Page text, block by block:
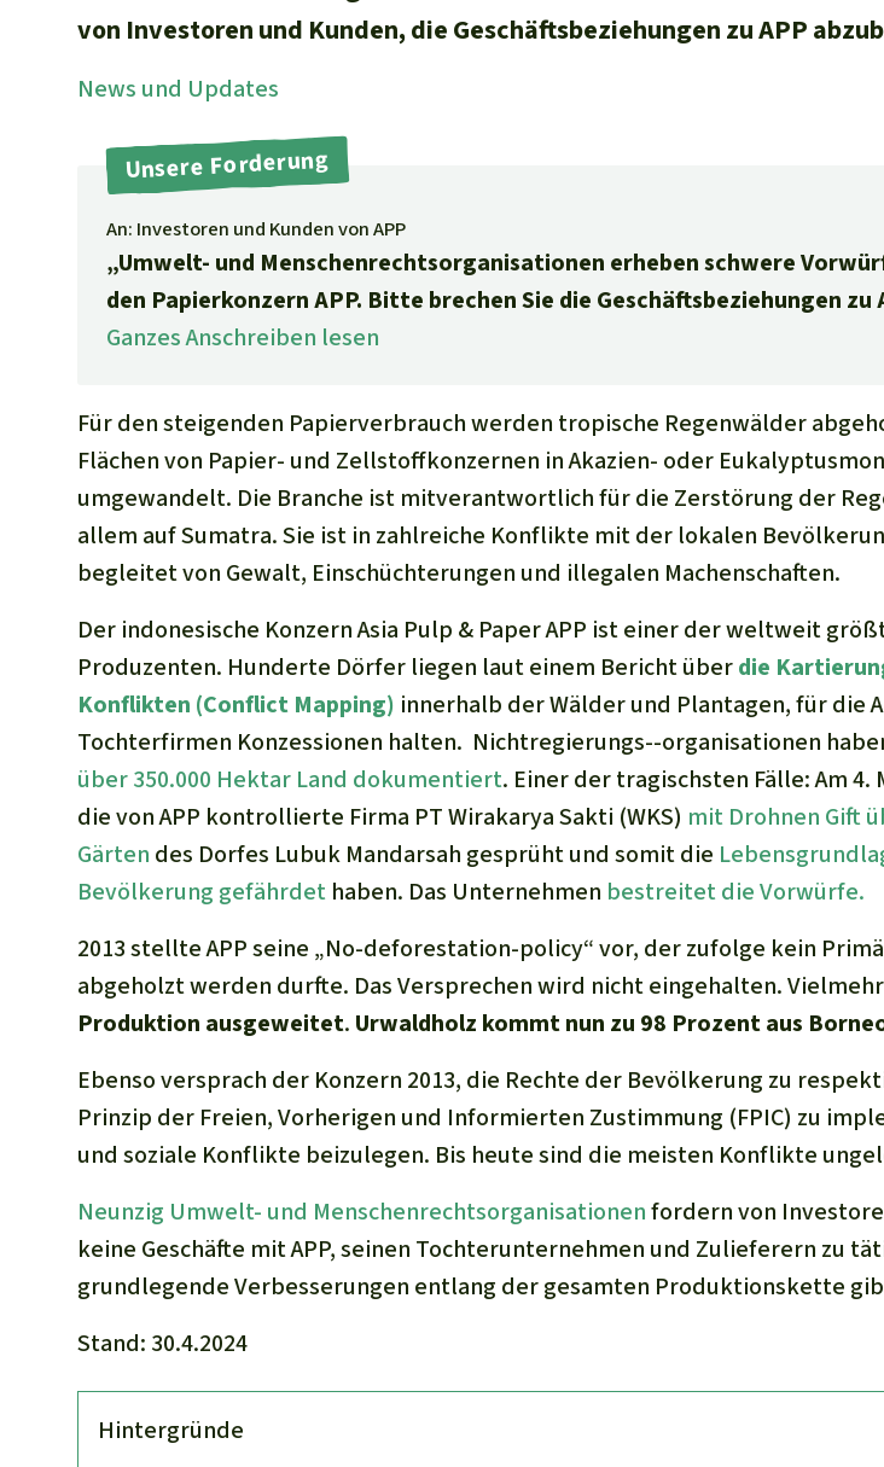
von Investoren und Kunden, die Geschäftsbeziehungen zu APP
News und Updates
Unsere Forderung
An: Investoren und Kunden von APP
„Umwelt- und Menschenrechtsorganisationen erheben schwere
den Papierkonzern APP. Bitte brechen Sie die Geschäftsbeziehungen zu
Ganzes Anschreiben lesen
Für den steigenden Papierverbrauch werden tropische Regenwälder
Flächen von Papier- und Zellstoffkonzernen in Akazien- oder
umgewandelt. Die Branche ist mitverantwortlich für die Zerstörung der
allem auf Sumatra. Sie ist in zahlreiche Konflikte mit der lokalen
begleitet von Gewalt, Einschüchterungen und illegalen Machenschaften.
Der indonesische KonzernAsia Pulp & PaperAPP ist einer der weltweit
Produzenten. Hunderte Dörfer liegen laut einem Bericht überdie
Konflikten (Conflict Mapping) innerhalb der Wälder und Plantagen, für die
Tochterfirmen Konzessionen halten. Nichtregierungs--organisationen
über 350.000 Hektar Land dokumentiert. Einer der tragischsten Fälle: Am 4.
die von APP kontrollierte Firma PT Wirakarya Sakti (WKS) mit Drohnen Gift
Gärten des Dorfes Lubuk Mandarsah gesprüht und somit die
Bevölkerung gefährdet haben. Das Unternehmen bestreitet die Vorwürfe.
2013 stellte APP seine „No-deforestation-policy“ vor, der zufolge kein
abgeholzt werden durfte. Das Versprechen wird nicht eingehalten.
Produktion ausgeweitet. Urwaldholz kommt nun zu 98 Prozent aus
Ebenso versprach der Konzern 2013, die Rechte der Bevölkerung zu
Prinzip der Freien, Vorherigen und Informierten Zustimmung (FPIC) zu
und soziale Konflikte beizulegen. Bis heute sind die meisten Konflikte
Neunzig Umwelt- und Menschenrechtsorganisationenfordern von
keine Geschäfte mit APP, seinen Tochterunternehmen und Zulieferern zu
grundlegende Verbesserungen entlang der gesamten Produktionskette
Stand: 30.4.2024
Hinter­gründe